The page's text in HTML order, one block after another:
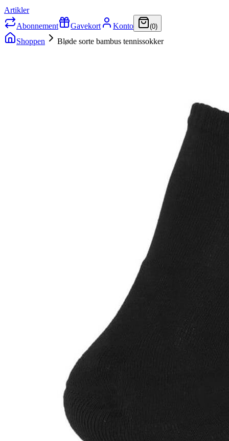
Artikler
Abonnement
Gavekort Konto (0)
Shoppen Bløde sorte bambus tennissokker